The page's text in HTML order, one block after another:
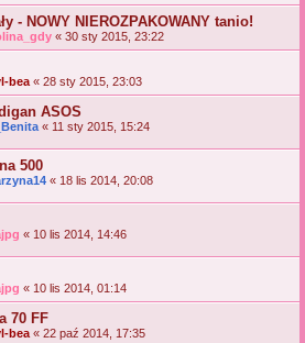
- NOWY NIEROZPAKOWANY tanio!
« 30 sty 2015, 23:22
bea « 28 sty 2015, 23:03
ASOS
« 11 sty 2015, 15:24
500
« 18 lis 2014, 20:08
« 10 lis 2014, 14:46
« 10 lis 2014, 01:14
70 FF
bea « 22 paź 2014, 17:35